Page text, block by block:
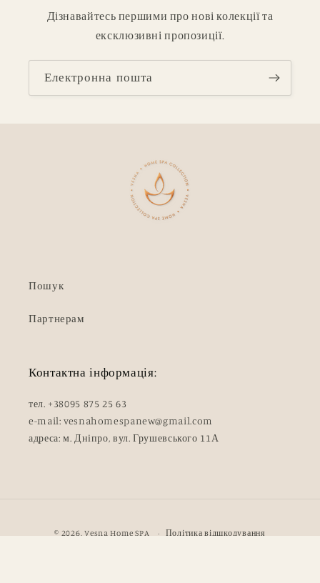
Дізнавайтесь першими про нові колекції та
ексклюзивні пропозиції.
Електронна пошта
Пошук
Партнерам
Контактна інформація:
тел. +38095 875 25 63
e-mail: vesnahomespanew@gmail.com
адреса: м. Дніпро, вул. Грушевського 11А
оплати
© 2026,Vesna Home SPA Політика відшкодування